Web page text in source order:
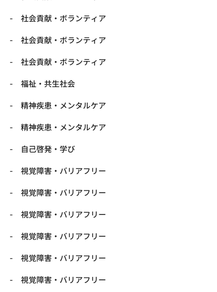
社会貢献・ボランティア
社会貢献・ボランティア
社会貢献・ボランティア
福祉・共生社会
精神疾患・メンタルケア
精神疾患・メンタルケア
自己啓発・学び
視覚障害・バリアフリー
視覚障害・バリアフリー
視覚障害・バリアフリー
視覚障害・バリアフリー
視覚障害・バリアフリー
視覚障害・バリアフリー